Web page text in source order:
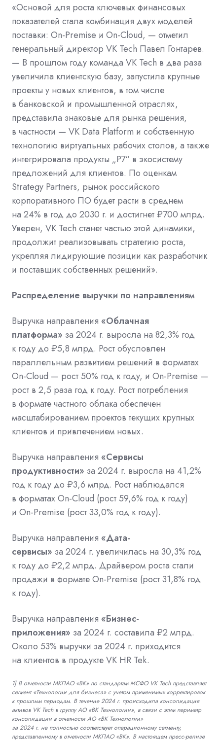
«Основой для роста ключевых финансовых
показателей стала комбинация двух моделей
поставки: On-Premise и On-Cloud, — отметил
генеральный директор VK Tech Павел Гонтарев.
— В прошлом году команда VK Tech в два раза
увеличила клиентскую базу, запустила крупные
проекты у новых клиентов, в том числе
в банковской и промышленной отраслях,
представила знаковые для рынка решения,
в частности — VK Data Platform и собственную
технологию виртуальных рабочих столов, а также
интегрировала продукты „Р7“ в экосистему
предложений для клиентов. По оценкам
Strategy Partners, рынок российского
корпоративного ПО будет расти в среднем
на 24% в год до 2030 г. и достигнет ₽700 млрд.
Уверен, VK Tech станет частью этой динамики,
продолжит реализовывать стратегию роста,
укрепляя лидирующие позиции как разработчик
и поставщик собственных решений».
Распределение выручки по направлениям
Выручка направления «Облачная
платформа» за 2024 г. выросла на 82,3% год
к году до ₽5,8 млрд. Рост обусловлен
параллельным развитием решений в форматах
On-Cloud — рост 50% год к году, и On-Premise —
рост в 2,5 раза год к году. Рост потребления
в формате частного облака обеспечен
масштабированием проектов текущих крупных
клиентов и привлечением новых.
Выручка направления «Сервисы
продуктивности» за 2024 г. выросла на 41,2%
год к году до ₽3,6 млрд. Рост наблюдался
в форматах On-Cloud (рост 59,6% год к году)
и On-Premise (рост 33,0% год к году).
Выручка направления «Дата-
сервисы» за 2024 г. увеличилась на 30,3% год
к году до ₽2,2 млрд. Драйвером роста стали
продажи в формате Оn-Premise (рост 31,8% год
к году).
Выручка направления «Бизнес-
приложения» за 2024 г. составила ₽2 млрд.
Около 53% выручки за 2024 г. приходится
на клиентов в продукте VK HR Tek.
1] В отчетности МКПАО «ВК» по стандартам МСФО VK Tech представляет
сегмент «Технологии для бизнеса» с учетом применимых корректировок
к прошлым периодам. В течение 2024 г. происходила консолидация
активов VK Tech в группу АО «ВК Технологии», в связи с этим периметр
консолидации в отчетности АО «ВК Технологии»
за 2024 г. не полностью соответствует операционному сегменту,
представленному в отчетности МКПАО «ВК». В настоящем пресс-релизе